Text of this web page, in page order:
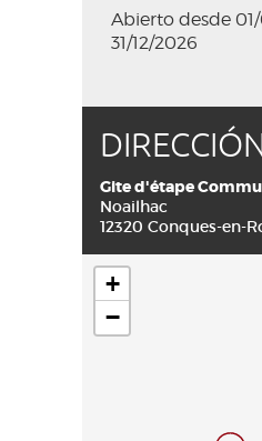
Abierto desde
31/12/2026
Gite d'étape
Noailhac
12320 Conques-en-
+
−